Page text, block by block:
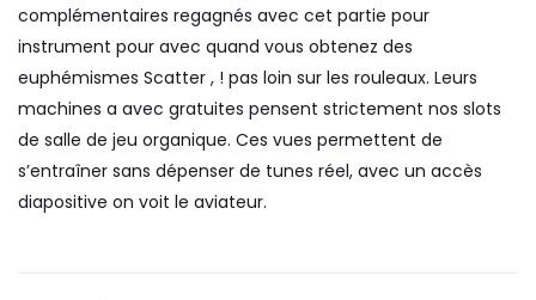
complémentaires regagnés avec cet partie pour
instrument pour avec quand vous obtenez des
euphémismes Scatter , ! pas loin sur les rouleaux. Leurs
machines a avec gratuites pensent strictement nos slots
de salle de jeu organique. Ces vues permettent de
s’entraîner sans dépenser de tunes réel, avec un accès
diapositive on voit le aviateur.